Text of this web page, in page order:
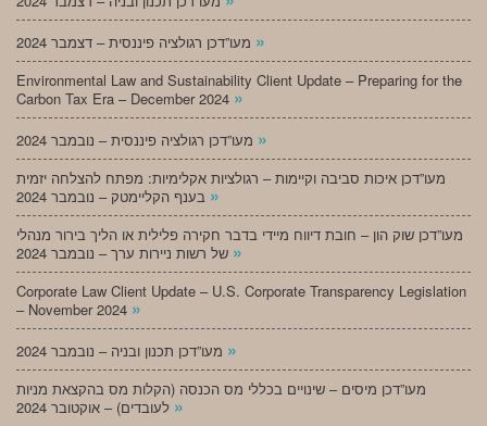
»
Environmental Law and Sustainability Client Update – Preparing for the
Carbon Tax Era – December 2024 »
»
מעו”דכן איכות סביבה וקיימות – רגולציות אקלימיות: מפתח להצלחה יזמית
»
מעו”דכן שוק הון – חובת דיווח מיידי בדבר חקירה פלילית או הליך בירור מנהלי
»
Corporate Law Client Update – U.S. Corporate Transparency Legislation
– November 2024 »
»
מעו”דכן מיסים – שינויים בכללי מס הכנסה (הקלות מס בהקצאת מניות
»